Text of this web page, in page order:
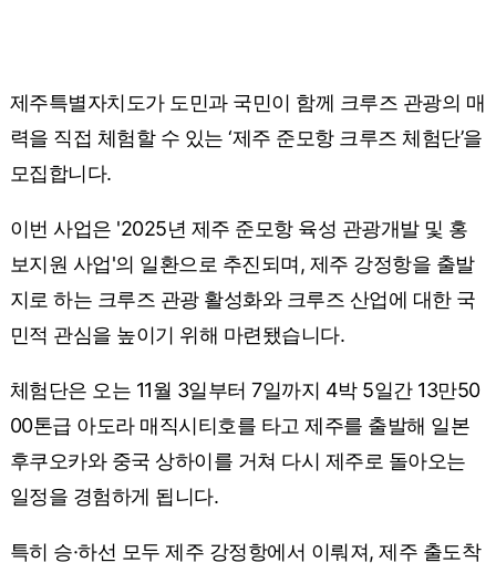
제주특별자치도가 도민과 국민이 함께 크루즈 관광의 매
력을 직접 체험할 수 있는 ‘제주 준모항 크루즈 체험단’을
모집합니다.
이번 사업은 '2025년 제주 준모항 육성 관광개발 및 홍
보지원 사업'의 일환으로 추진되며, 제주 강정항을 출발
지로 하는 크루즈 관광 활성화와 크루즈 산업에 대한 국
민적 관심을 높이기 위해 마련됐습니다.
체험단은 오는 11월 3일부터 7일까지 4박 5일간 13만50
00톤급 아도라 매직시티호를 타고 제주를 출발해 일본
후쿠오카와 중국 상하이를 거쳐 다시 제주로 돌아오는
일정을 경험하게 됩니다.
특히 승·하선 모두 제주 강정항에서 이뤄져, 제주 출도착